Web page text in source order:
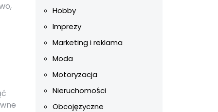
Hobby
Imprezy
Marketing i reklama
Moda
Motoryzacja
Nieruchomości
Obcojęzyczne